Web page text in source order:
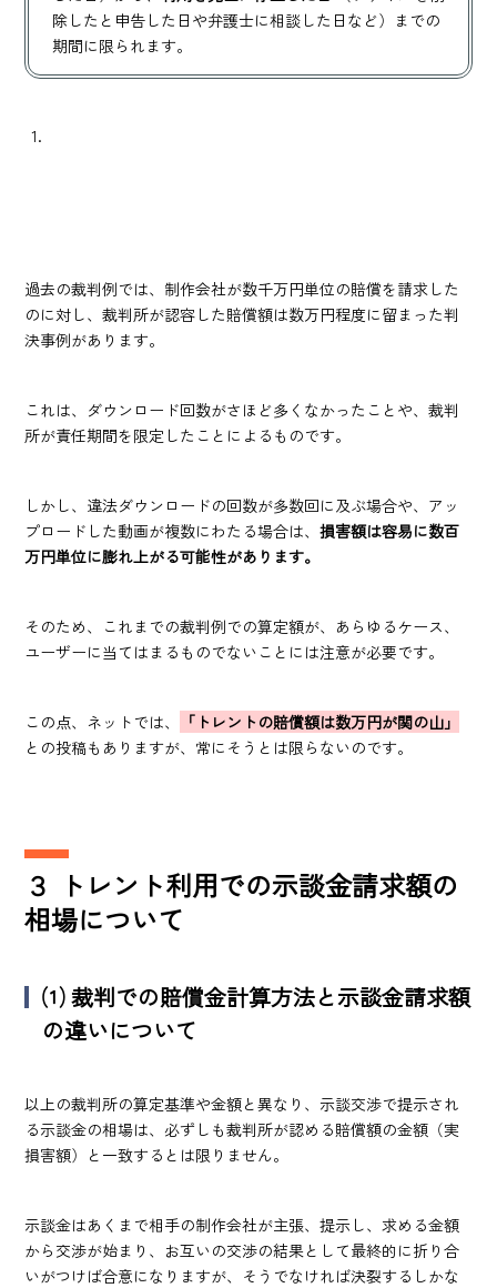
除したと申告した日や弁護士に相談した日など）までの
期間に限られます。
過去の裁判例では、制作会社が数千万円単位の賠償を請求した
のに対し、裁判所が認容した賠償額は数万円程度に留まった判
決事例があります。
これは、ダウンロード回数がさほど多くなかったことや、裁判
所が責任期間を限定したことによるものです。
しかし、違法ダウンロードの回数が多数回に及ぶ場合や、アッ
プロードした動画が複数にわたる場合は、 損害額は容易に数百
万円単位に膨れ上がる可能性があります。
そのため、これまでの裁判例での算定額が、あらゆるケース、
ユーザーに当てはまるものでないことには注意が必要です。
この点、ネットでは、
「トレントの賠償額は数万円が関の山」
との投稿もありますが、常にそうとは限らないのです。
３
トレント利用での示談金請求額の
相場について
⑴裁判での賠償金計算方法と示談金請求額
の違いについて
以上の裁判所の算定基準や金額と異なり、示談交渉で提示され
る示談金の相場は、必ずしも裁判所が認める賠償額の金額（実
損害額）と一致するとは限りません。
示談金はあくまで相手の制作会社が主張、提示し、求める金額
から交渉が始まり、お互いの交渉の結果として最終的に折り合
いがつけば合意になりますが、そうでなければ決裂するしかな